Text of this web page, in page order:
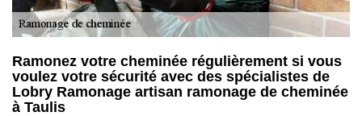
Ramonez votre cheminée régulièrement si vous
voulez votre sécurité avec des spécialistes de
Lobry Ramonage artisan ramonage de cheminée
à Taulis